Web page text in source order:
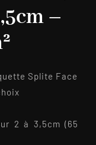
–
Splite Face
2 à 3,5cm (65